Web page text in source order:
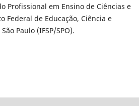
Profissional em Ensino de Ciências e
de Educação, Ciência e
Paulo (IFSP/SPO).